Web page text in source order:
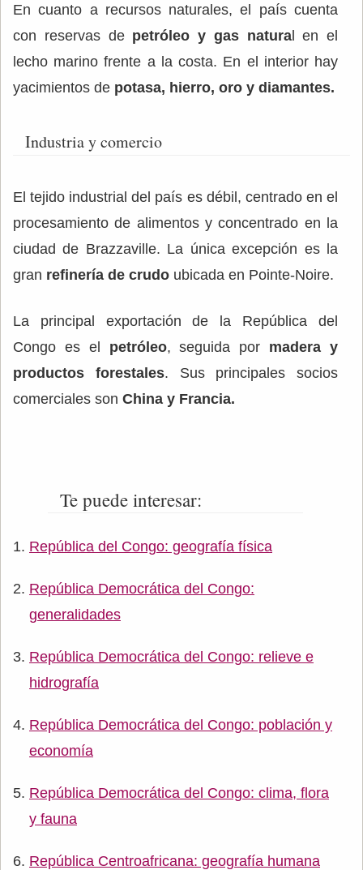
En cuanto a recursos naturales, el país cuenta
con reservas de petróleo y gas natural en el
lecho marino frente a la costa. En el interior hay
yacimientos de potasa, hierro, oro y diamantes.
Industria y comercio
El tejido industrial del país es débil, centrado en el
procesamiento de alimentos y concentrado en la
ciudad de Brazzaville. La única excepción es la
gran refinería de crudo ubicada en Pointe-Noire.
La principal exportación de la República del
Congo es el petróleo, seguida por madera y
productos forestales. Sus principales socios
comerciales son China y Francia.
Te puede interesar:
República del Congo: geografía física
República Democrática del Congo:
generalidades
República Democrática del Congo: relieve e
hidrografía
República Democrática del Congo: población y
economía
República Democrática del Congo: clima, flora
y fauna
República Centroafricana: geografía humana